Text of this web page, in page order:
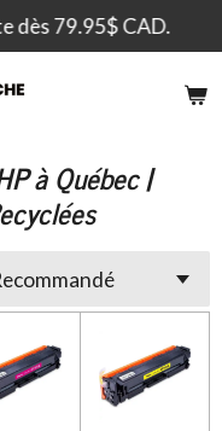
dès 79.95$ CAD.
à Québec |